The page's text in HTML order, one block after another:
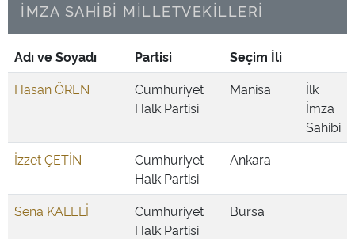
İMZA SAHİBİ MİLLETVEKİLLERİ
Adı ve Soyadı Partisi
Seçim İli
Hasan ÖREN
Cumhuriyet
Halk Partisi
Manisa
İlk
İmza
Sahibi
İzzet ÇETİN
Cumhuriyet
Halk Partisi
Ankara
Sena KALELİ
Cumhuriyet
Halk Partisi
Bursa